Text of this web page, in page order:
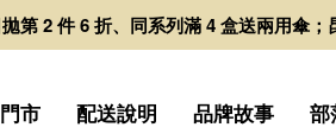
第 2 件 6 折、同系列滿 4 盒送兩用傘
市 配送說明 品牌故事 部